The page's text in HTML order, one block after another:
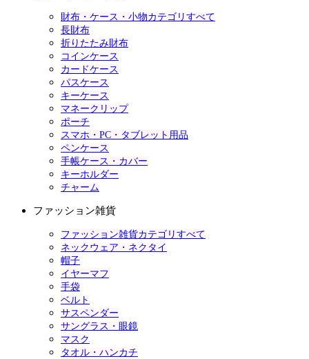
財布・ケース・小物カテゴリすべて
長財布
折りたたみ財布
コインケース
カードケース
パスケース
キーケース
マネークリップ
ポーチ
スマホ・PC・タブレット用品
ペンケース
手帳ケース・カバー
キーホルダー
チャーム
ファッション雑貨
ファッション雑貨カテゴリすべて
ネックウェア・ネクタイ
帽子
イヤーマフ
手袋
ベルト
サスペンダー
サングラス・眼鏡
マスク
タオル・ハンカチ